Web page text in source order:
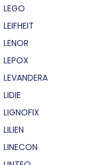
LEGO
LEIFHEIT
LENOR
LEPOX
LEVANDERA
LIDIE
LIGNOFIX
LILIEN
LINECON